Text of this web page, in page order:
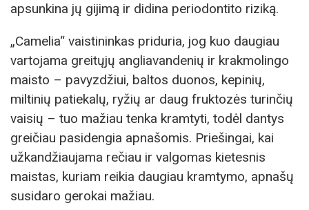
apsunkina jų gijimą ir didina periodontito riziką.
„Camelia“ vaistininkas priduria, jog kuo daugiau
vartojama greitųjų angliavandenių ir krakmolingo
maisto – pavyzdžiui, baltos duonos, kepinių,
miltinių patiekalų, ryžių ar daug fruktozės turinčių
vaisių – tuo mažiau tenka kramtyti, todėl dantys
greičiau pasidengia apnašomis. Priešingai, kai
užkandžiaujama rečiau ir valgomas kietesnis
maistas, kuriam reikia daugiau kramtymo, apnašų
susidaro gerokai mažiau.